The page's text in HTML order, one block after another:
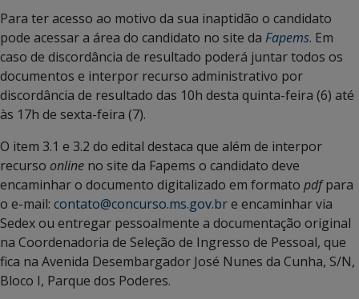
Para ter acesso ao motivo da sua inaptidão o candidato
pode acessar a área do candidato no site da Fapems. Em
caso de discordância de resultado poderá juntar todos os
documentos e interpor recurso administrativo por
discordância de resultado das 10h desta quinta-feira (6) até
às 17h de sexta-feira (7).
O item 3.1 e 3.2 do edital destaca que além de interpor
recurso online no site da Fapems o candidato deve
encaminhar o documento digitalizado em formato pdfpara
o e-mail: contato@concurso.ms.gov.bre encaminhar via
Sedex ou entregar pessoalmente a documentação original
na Coordenadoria de Seleção de Ingresso de Pessoal, que
fica na Avenida Desembargador José Nunes da Cunha, S/N,
Bloco I, Parque dos Poderes.